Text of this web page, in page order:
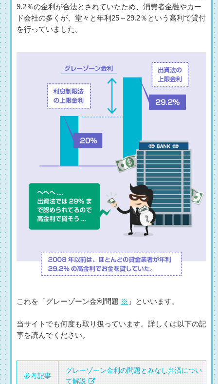
9.2％の金利が合法とされていたため、消費者金融やカー
ド会社の多くが、堂々と年利25～29.2％という高利で貸付
を行っていました。
これを「グレーゾーン金利問題 ※ 」といいます。
当サイトでも何度も取り扱っています。詳しくは以下の記
事を読んでください。
参考記事
グレーゾーン金利の問題とみなし弁済につい
て解説